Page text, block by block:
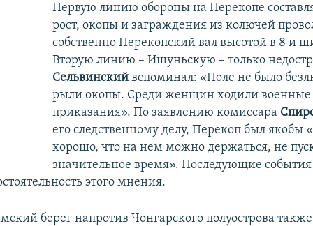
Первую линию обороны на Перекопе
рост, окопы и заграждения из колючей
собственно Перекопский вал высотой в 8 и
Вторую линию – Ишуньскую – только
Сельвинскийвспоминал: «Поле не было
рыли окопы. Среди женщин ходили военные
приказания». По заявлению комиссара
его следственному делу, Перекоп был якобы
хорошо, что на нем можно держаться, не
значительное время». Последующие события
этого мнения.
берег напротив Чонгарского полуострова